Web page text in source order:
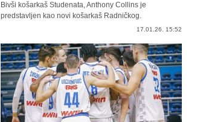
Bivši košarkaš Studenata, Anthony Collins je
predstavljen kao novi košarkaš Radničkog.
17.01.26. 15:52